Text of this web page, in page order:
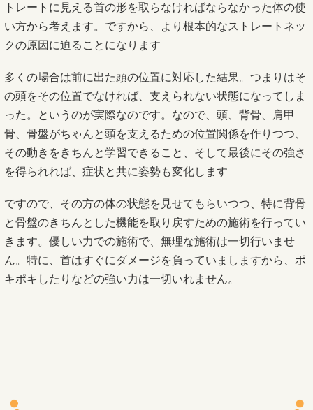
トレートに見える首の形を取らなければならなかった体の使
い方から考えます。ですから、より根本的なストレートネッ
クの原因に迫ることになります
多くの場合は前に出た頭の位置に対応した結果。つまりはそ
の頭をその位置でなければ、支えられない状態になってしま
った。というのが実際なのです。なので、頭、背骨、肩甲
骨、骨盤がちゃんと頭を支えるための位置関係を作りつつ、
その動きをきちんと学習できること、そして最後にその強さ
を得られれば、症状と共に姿勢も変化します
ですので、その方の体の状態を見せてもらいつつ、特に背骨
と骨盤のきちんとした機能を取り戻すための施術を行ってい
きます。優しい力での施術で、無理な施術は一切行いませ
ん。特に、首はすぐにダメージを負っていましますから、ポ
キポキしたりなどの強い力は一切いれません。